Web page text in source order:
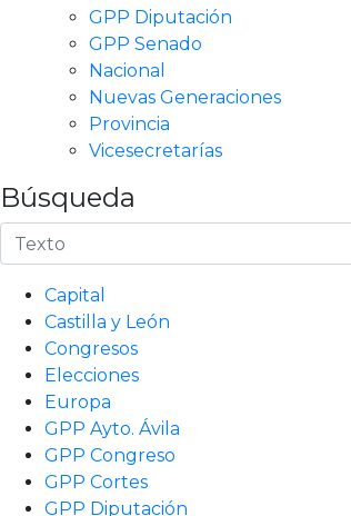
GPP Diputación
GPP Senado
Nacional
Nuevas Generaciones
Provincia
Vicesecretarías
Búsqueda
Capital
Castilla y León
Congresos
Elecciones
Europa
GPP Ayto. Ávila
GPP Congreso
GPP Cortes
GPP Diputación